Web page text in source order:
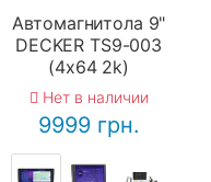
Автомагнитола 9"
DECKER TS9-003
(4x64 2k)
Нет в наличии
9999 грн.